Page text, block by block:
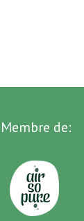
Membre de: